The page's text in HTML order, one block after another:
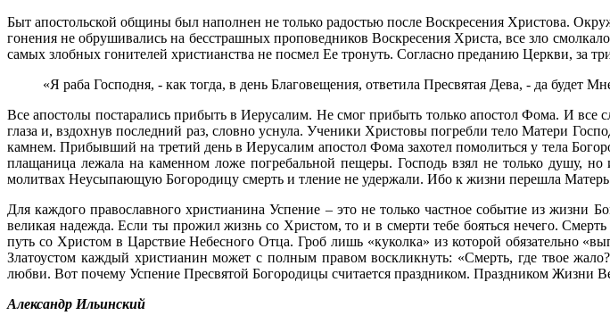
Быт апостольской общины был наполнен не только радостью после Воскресения Христова.
гонения не обрушивались на бесстрашных проповедников Воскресения Христа, все зло
самых злобных гонителей христианства не посмел Ее тронуть. Согласно преданию Церкви, за
«Я раба Господня, - как тогда, в день Благовещения, ответила Пресвятая Дева, - да будет
Все апостолы постарались прибыть в Иерусалим. Не смог прибыть только апостол Фома. И
глаза и, вздохнув последний раз, словно уснула. Ученики Христовы погребли тело Матери
камнем. Прибывший на третий день в Иерусалим апостол Фома захотел помолиться у тела
плащаница лежала на каменном ложе погребальной пещеры. Господь взял не только душу,
молитвах Неусыпающую Богородицу смерть и тление не удержали. Ибо к жизни перешла
Для каждого православного христианина Успение – это не только частное событие из
великая надежда. Если ты прожил жизнь со Христом, то и в смерти тебе бояться нечего.
путь со Христом в Царствие Небесного Отца. Гроб лишь «куколка» из которой обязательно
Златоустом каждый христианин может с полным правом воскликнуть: «Смерть, где твое
любви. Вот почему Успение Пресвятой Богородицы считается праздником. Праздником Жизни
Александр Ильинский